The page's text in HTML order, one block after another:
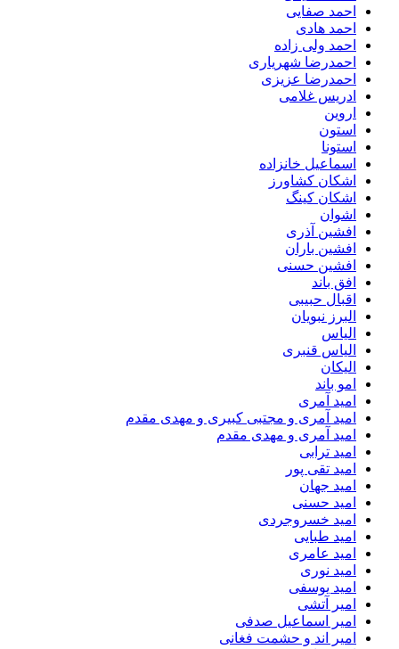
احمد صفایی
احمد هادی
احمد ولی زاده
احمدرضا شهریاری
احمدرضا عزیزی
ادریس غلامی
اروین
استون
استونا
اسماعیل خانزاده
اشکان کشاورز
اشکان کینگ
اشوان
افشین آذری
افشین باران
افشین حسنی
افق باند
اقبال حبیبی
البرز نبویان
الیاس
الیاس قنبرى
الیکان
امو باند
امید آمری
امید آمری و مجتبی کبیری و مهدى مقدم
امید آمری و مهدی مقدم
امید ترابی
امید تقی پور
امید جهان
امید حسنی
امید خسروجردی
امید طبایی
امید عامری
امید نوری
امید یوسفی
امیر آتشی
امیر اسماعیل صدفی
امیر اند و حشمت فغانی